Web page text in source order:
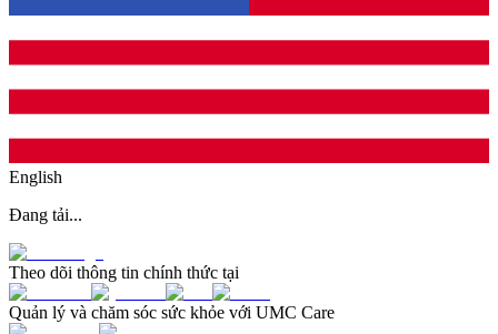
English
Đang tải...
Theo dõi thông tin chính thức tại
Quản lý và chăm sóc sức khỏe với UMC Care